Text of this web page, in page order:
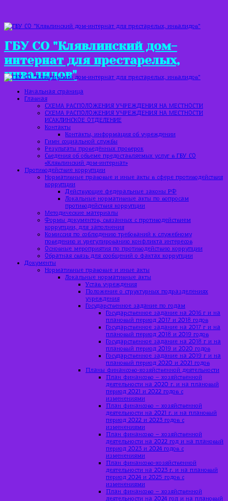
ГБУ СО "Клявлинский дом-
интернат для престарелых,
инвалидов"
Начальная страница
Главная
СХЕМА РАСПОЛОЖЕНИЯ УЧРЕЖДЕНИЯ НА МЕСТНОСТИ
СХЕМА РАСПОЛОЖЕНИЯ УЧРЕЖДЕНИЯ НА МЕСТНОСТИ
ИСАКЛИНСКОЕ ОТДЕЛЕНИЕ
Контакты
Контакты, информация об учреждении
Гимн социальной службы
Результаты проведённых проверок
Сведения об объеме предоставляемых услуг в ГБУ СО
«Клявлинский дом-интернат»
Противодействие коррупции
Нормативные правовые и иные акты в сфере противодействия
коррупции
Действующие федеральные законы РФ
Локальные нормативные акты по вопросам
противодействия коррупции
Методические материалы
Формы документов, связанных с противодействием
коррупции, для заполнения
Комиссия по соблюдению требований к служебному
поведению и урегулированию конфликта интересов
Основные мероприятия по противодействию коррупции
Обратная связь для сообщений о фактах коррупции
Документы
Нормативные правовые и иные акты
Локальные нормативные акты
Устав учреждения
Положение о структурных подразделениях
учреждения
Государственное задание по годам
Государственное задание на 2016 г и на
плановый период 2017 и 2018 годов
Государственное задание на 2017 г и на
плановый период 2018 и 2019 годов
Государственное задание на 2018 г и на
плановый период 2019 и 2020 годов
Государственное задание на 2019 г и на
плановый период 2020 и 2021 годов
Планы финансово-хозяйственной деятельности
План финансово – хозяйственной
деятельности на 2020 г. и на плановый
период 2021 и 2022 годов с
изменениями
План финансово – хозяйственной
деятельности на 2021 г. и на плановый
период 2022 и 2023 годов с
изменениями
План финансово – хозяйственной
деятельности на 2022 год и на плановый
период 2023 и 2024 годов с
изменениями
План финансово-хозяйственной
деятельности на 2023 г. и на плановый
период 2024 и 2025 годов с
изменениями
План финансово – хозяйственной
деятельности на 2024 год и на плановый